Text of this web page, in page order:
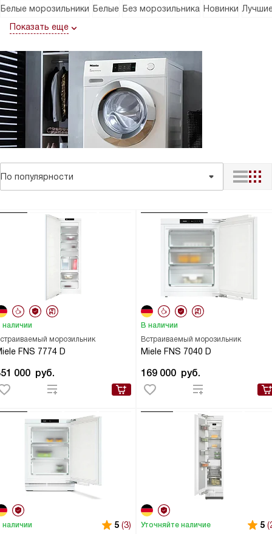
Белые морозильники Белые Без морозильника Новинки
Показать еще
По популярности
морозильник
FNS 7774 D
наличии
000 руб.
Встраиваемый морозильник
Miele FNS 7040 D
В наличии
169 000 руб.
наличии 5 (3) Уточняйте наличие 5